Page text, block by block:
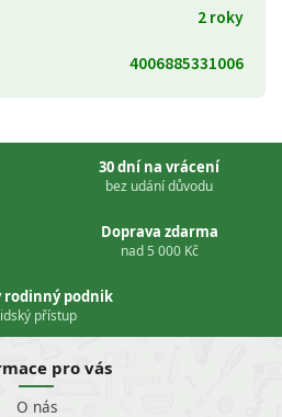
2 roky
4006885331006
30 dní na vrácení
bez udání důvodu
Doprava zdarma
nad 5 000 Kč
rodinný podnik
přístup
pro vás
O nás